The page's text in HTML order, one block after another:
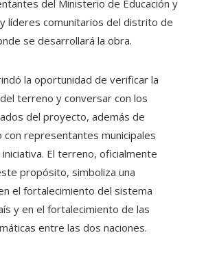
del Ministerio de Educación y
y líderes comunitarios del distrito de
se desarrollará la obra.
la oportunidad de verificar la
terreno y conversar con los
del proyecto, además de
con representantes municipales
El terreno, oficialmente
propósito, simboliza una
el fortalecimiento del sistema
y en el fortalecimiento de las
entre las dos naciones.